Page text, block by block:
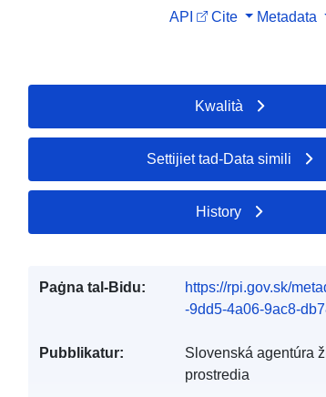
API Cite Metadata
Kwalità
Settijiet tad-Data simili
History
Paġna tal-Bidu:
https://rpi.gov.sk/
-9dd5-4a06-9ac8-
Pubblikatur:
Slovenská agentúra
prostredia